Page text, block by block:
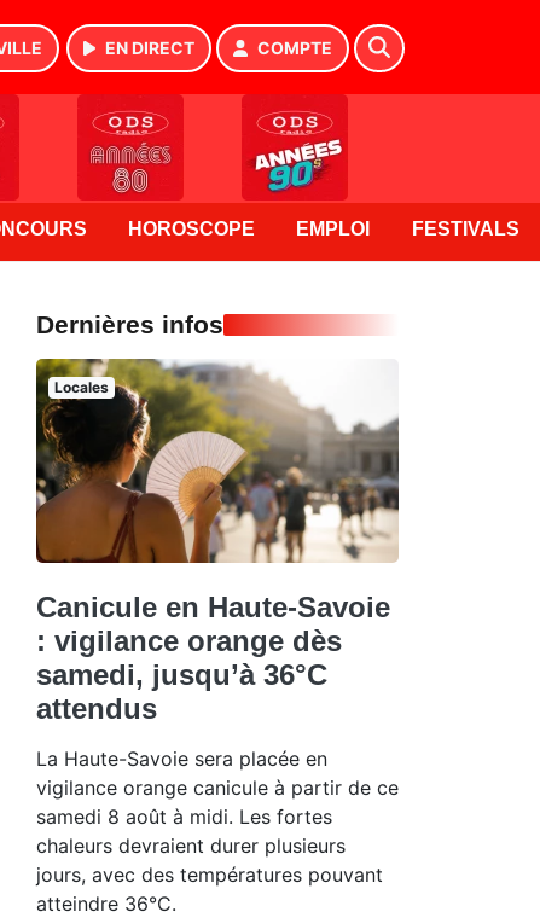
EN DIRECT COMPTE
HOROSCOPE EMPLOI FESTIVALS
Dernières infos
Locales
Canicule en Haute-Savoie
: vigilance orange dès
samedi, jusqu’à 36°C
attendus
La Haute-Savoie sera placée en
vigilance orange canicule à partir de ce
samedi 8 août à midi. Les fortes
chaleurs devraient durer plusieurs
jours, avec des températures pouvant
atteindre 36°C.